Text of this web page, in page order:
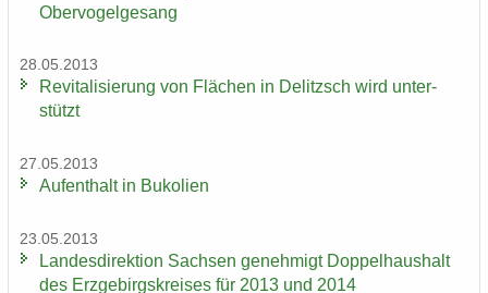
Ober­vo­gel­ge­sang
28.05.2013
Re­vi­ta­li­sie­rung von Flä­chen in De­litzsch wird un­ter­
stützt
27.05.2013
Auf­ent­halt in Bu­ko­li­en
23.05.2013
Lan­des­di­rek­ti­on Sach­sen ge­neh­migt Dop­pel­haus­halt
des Erz­ge­birgs­krei­ses für 2013 und 2014